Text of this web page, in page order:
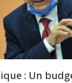
: Un